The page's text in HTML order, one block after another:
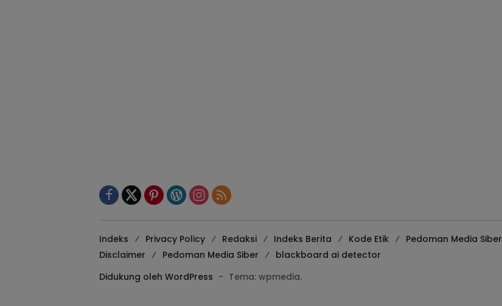
Indeks Privacy Policy Redaksi Indeks Berita Kode Etik Pedoman Media Siber
Disclaimer
Pedoman Media Siber
blackboard ai detector
Didukung oleh WordPress - Tema: wpmedia.